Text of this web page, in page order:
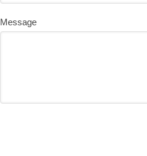
Message